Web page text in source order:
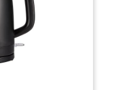
PRATIQUE ET SANS FIL - Base
pivotante 360° et range-cordon
intégré ; Bouilloire facile à poser et à
soulever ; Longueur du câble
ajustable pour un rangement soigné